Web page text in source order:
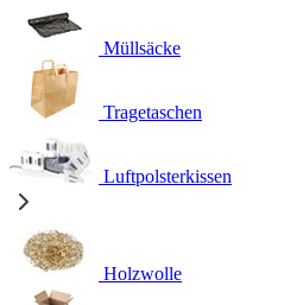
Müllsäcke
Tragetaschen
Luftpolsterkissen
Holzwolle